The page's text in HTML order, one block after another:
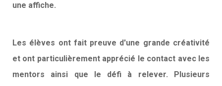
une affiche.
Les élèves ont fait preuve d'une grande créativité
et ont particulièrement apprécié le contact avec les
mentors ainsi que le défi à relever. Plusieurs